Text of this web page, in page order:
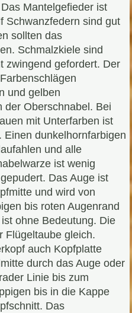
Mantelgefieder ist
Schwanzfedern sind gut
sollten das
Schmalzkiele sind
zwingend gefordert. Der
und gelben
der Oberschnabel. Bei
mit Unterfarben ist
dunkelhornfarbigen
und alle
ist wenig
Das Auge ist
und wird von
bis roten Augenrand
ohne Bedeutung. Die
Flügeltaube gleich.
auch Kopfplatte
durch das Auge oder
Linie bis zum
bis in die Kappe
Das